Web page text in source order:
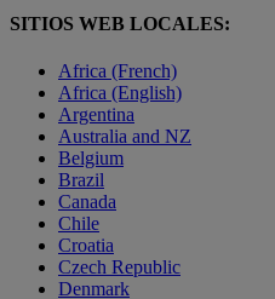
SITIOS WEB LOCALES:
Africa (French)
Africa (English)
Argentina
Australia and NZ
Belgium
Brazil
Canada
Chile
Croatia
Czech Republic
Denmark